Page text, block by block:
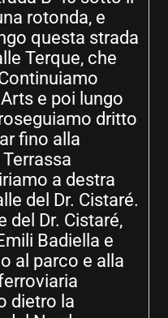
rotonda, e
questa strada
Terque, che
Arts e poi lungo
dritto
fino alla
a destra
del Dr. Cistaré.
del Dr. Cistaré,
Badiella e
al parco e alla
dietro la